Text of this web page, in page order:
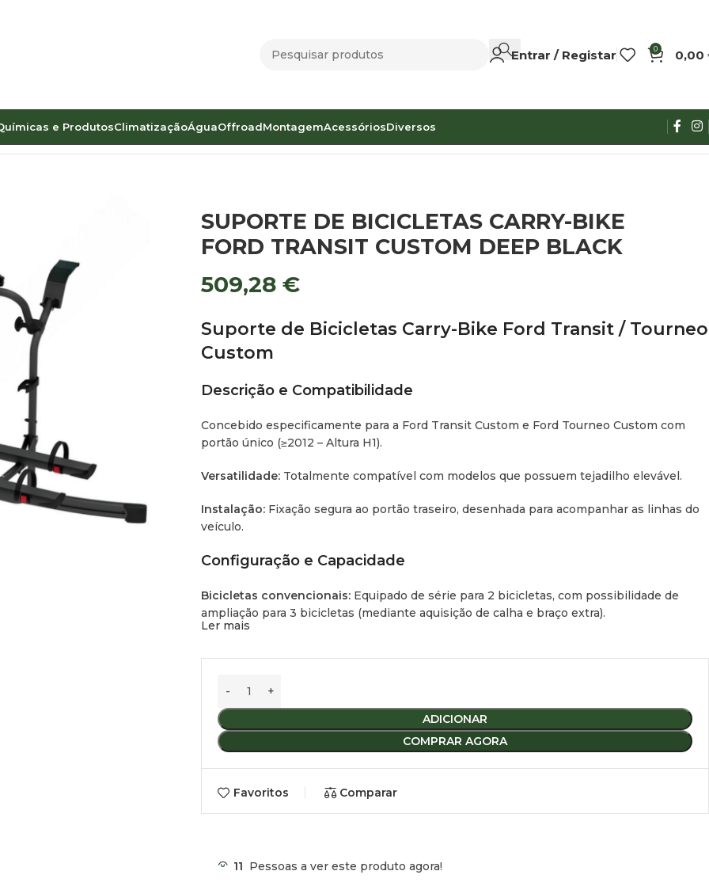
Entrar / Registar 0 0,00
e ProdutosClimatizaçãoÁguaOffroadMontagemAcessóriosDiversos
Porta Bicicletas SUPORTE DE BICICLETAS CARRY-BIKE FORD TRANSIT CUSTOM DEEP BLACK
SUPORTE DE BICICLETAS CARRY-BIKE
FORD TRANSIT CUSTOM DEEP BLACK
509,28 €
Suporte de Bicicletas Carry-Bike Ford Transit / Tourneo
Custom
Descrição e Compatibilidade
Concebido especificamente para a Ford Transit Custom e Ford Tourneo Custom com
portão único (≥2012 – Altura H1).
Versatilidade: Totalmente compatível com modelos que possuem tejadilho elevável.
Instalação: Fixação segura ao portão traseiro, desenhada para acompanhar as linhas do
veículo.
Configuração e Capacidade
Bicicletas convencionais: Equipado de série para 2 bicicletas, com possibilidade de
ampliação para 3 bicicletas (mediante aquisição de calha e braço extra).
devido ao peso das mesmas, o suporte não é ampliável para uma terceira bicicleta.
Especificações Técnicas de Referência
Carga máxima:50 kg.
Peso do suporte:Aprox. 8,5 kg.
Acabamento:Disponível habitualmente em alumínio ou na versão
Ler mais
ADICIONAR
COMPRAR AGORA
Favoritos Comparar
11 Pessoas a ver este produto agora!